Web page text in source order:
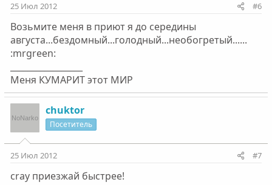
25 Июл 2012 #6
Возьмите меня в приют я до середины
августа...бездомный...голодный...необогретый......
:mrgreen:
Меня КУМАРИТ этот МИР
chuktor
Посетитель
25 Июл 2012 #7
cray приезжай быстрее!